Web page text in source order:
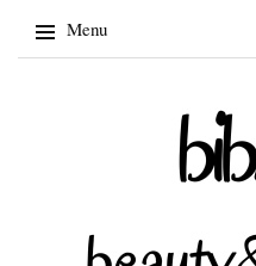
Menu